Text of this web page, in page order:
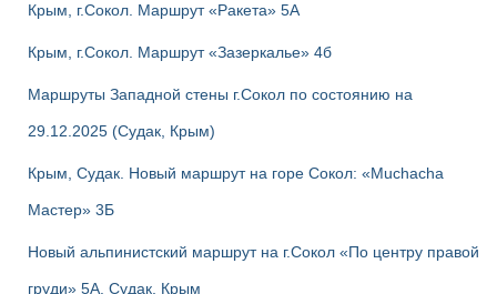
Крым, г.Сокол. Маршрут «Ракета» 5А
Крым, г.Сокол. Маршрут «Зазеркалье» 4б
Маршруты Западной стены г.Сокол по состоянию на
29.12.2025 (Судак, Крым)
Крым, Судак. Новый маршрут на горе Сокол: «Muchacha
Мастер» 3Б
Новый альпинистский маршрут на г.Сокол «По центру правой
груди» 5А. Судак, Крым